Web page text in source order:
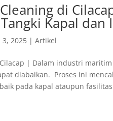
di
Kapal dan
3, 2025 |Artikel
| Dalam industri
diabaikan. Proses ini
pada kapal ataupun